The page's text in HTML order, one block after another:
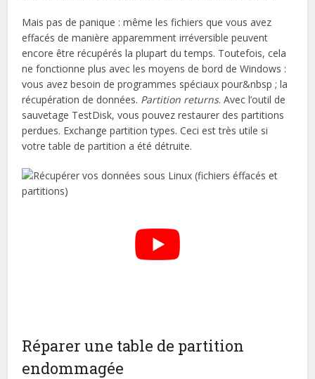
Mais pas de panique : même les fichiers que vous avez
effacés de manière apparemment irréversible peuvent
encore être récupérés la plupart du temps. Toutefois, cela
ne fonctionne plus avec les moyens de bord de Windows :
vous avez besoin de programmes spéciaux pour&nbsp ; la
récupération de données. Partition returns. Avec l’outil de
sauvetage TestDisk, vous pouvez restaurer des partitions
perdues. Exchange partition types. Ceci est très utile si
votre table de partition a été détruite.
Réparer une table de partition
endommagée